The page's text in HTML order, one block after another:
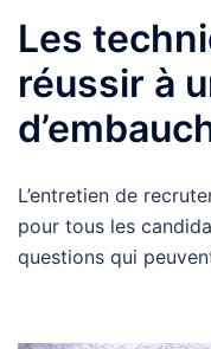
Les
réussir à
L’entretien de
pour tous les
questions qui